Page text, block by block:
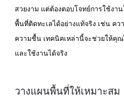
สวยงาม แต่ต้องตอบโจทย์การใช้ง
พื้นที่ติดทะเลได้อย่างแท้จริง เช่น ค
ความชื้น เทคนิคเหล่านี้จะช่วยให้คุ
และใช้งานได้จริง
วางแผนพื้นที่ให้เหมาะสม